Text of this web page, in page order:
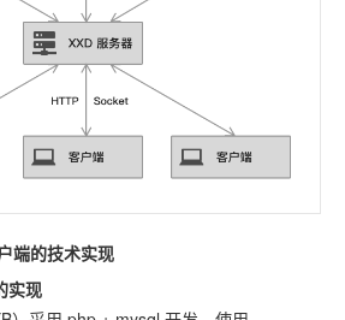
端的技术实现
实现